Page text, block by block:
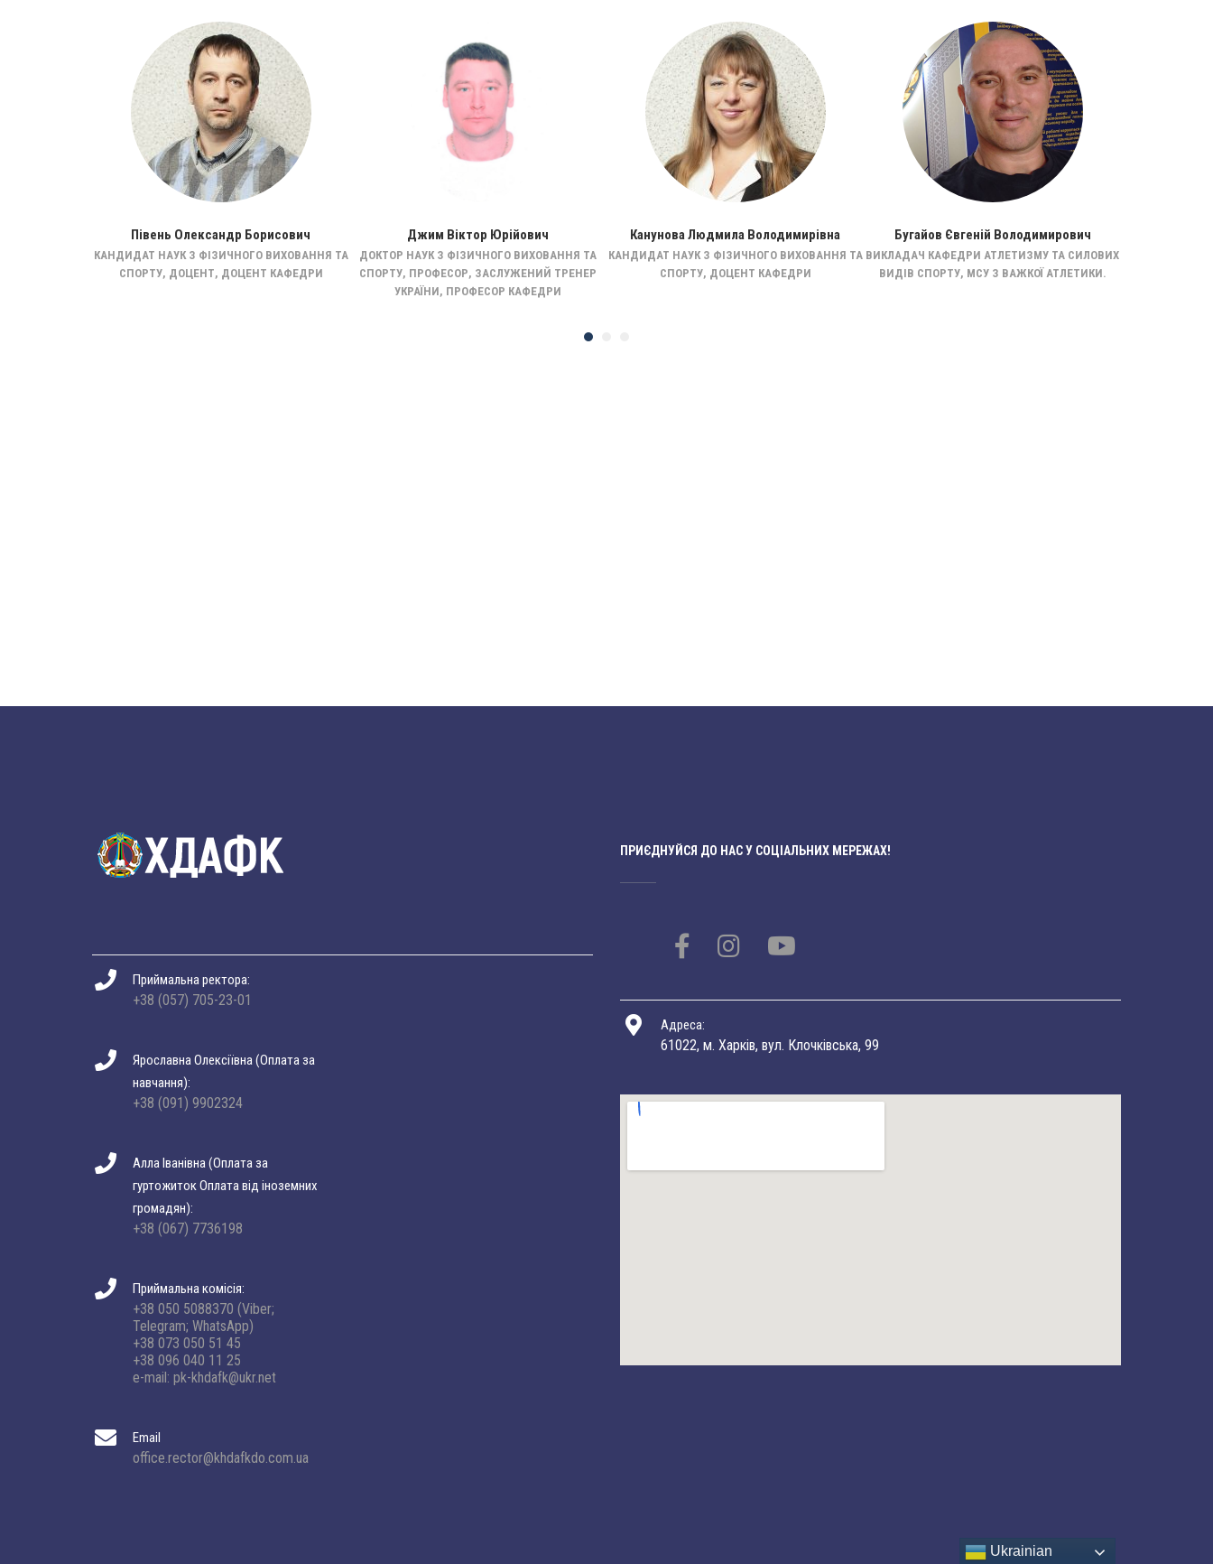
Півень Олександр Борисович
КАНДИДАТ НАУК З ФІЗИЧНОГО ВИХОВАННЯ ТА
СПОРТУ, ДОЦЕНТ, ДОЦЕНТ КАФЕДРИ
Джим Віктор Юрійович
ДОКТОР НАУК З ФІЗИЧНОГО ВИХОВАННЯ ТА
СПОРТУ, ПРОФЕСОР, ЗАСЛУЖЕНИЙ ТРЕНЕР
УКРАЇНИ, ПРОФЕСОР КАФЕДРИ
Канунова Людмила Володимирівна
КАНДИДАТ НАУК З ФІЗИЧНОГО ВИХОВАННЯ ТА
СПОРТУ, ДОЦЕНТ КАФЕДРИ
Бугайов Євгеній Володимирович
ВИКЛАДАЧ КАФЕДРИ АТЛЕТИЗМУ ТА СИЛОВИХ
ВИДІВ СПОРТУ, МСУ З ВАЖКОЇ АТЛЕТИКИ.
Приймальна ректора:
+38 (057) 705-23-01
Ярославна Олексіївна (Оплата за
навчання):
+38 (091) 9902324
Алла Іванівна (Оплата за
гуртожиток Оплата від іноземних
громадян):
+38 (067) 7736198
Приймальна комісія:
+38 050 5088370 (Viber;
Telegram; WhatsApp)
+38 073 050 51 45
+38 096 040 11 25
e-mail: pk-khdafk@ukr.net
Email
office.rector@khdafkdo.com.ua
ПРИЄДНУЙСЯ ДО НАС У СОЦІАЛЬНИХ МЕРЕЖАХ!
Адреса:
61022, м. Харків, вул. Клочківська, 99
Ukrainian